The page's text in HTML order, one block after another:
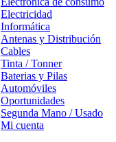
Electricidad
Informática
Antenas y Distribución
Cables
Tinta / Tonner
Baterias y Pilas
Automóviles
Oportunidades
Segunda Mano / Usado
Mi cuenta